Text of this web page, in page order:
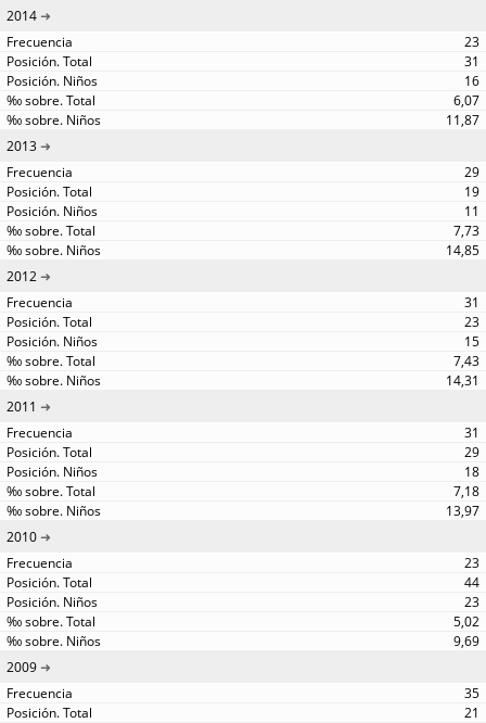
2014
23
31
16
6,07
11,87
2013
29
19
11
7,73
14,85
2012
31
23
15
7,43
14,31
2011
31
29
18
7,18
13,97
2010
23
44
23
5,02
9,69
2009
35
21